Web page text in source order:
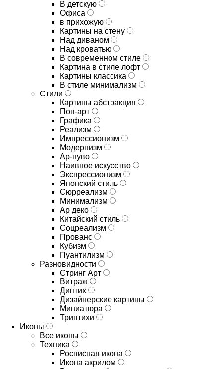
В детскую
Офиса
в прихожую
Картины на стену
Над диваном
Над кроватью
В современном стиле
Картина в стиле лофт
Картины классика
В стиле минимализм
Стили
Картины абстракция
Поп-арт
Графика
Реализм
Импрессионизм
Модернизм
Ар-нуво
Наивное искусство
Экспрессионизм
Японский стиль
Сюрреализм
Минимализм
Ар деко
Китайский стиль
Соцреализм
Прованс
Кубизм
Пуантилизм
Разновидности
Стринг Арт
Витраж
Диптих
Дизайнерские картины
Миниатюра
Триптихи
Иконы
Все иконы
Техника
Росписная икона
Икона акрилом